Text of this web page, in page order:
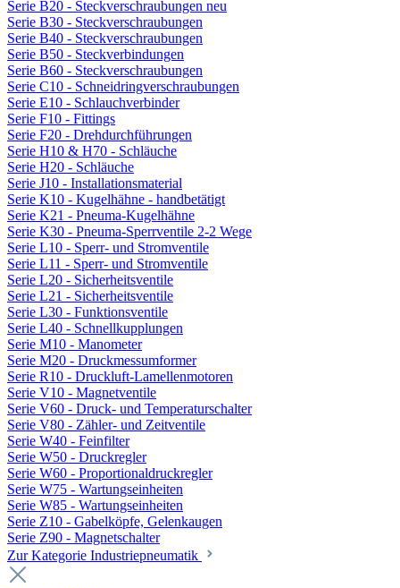
Serie B20 - Steckverschraubungen neu
Serie B30 - Steckverschraubungen
Serie B40 - Steckverschraubungen
Serie B50 - Steckverbindungen
Serie B60 - Steckverschraubungen
Serie C10 - Schneidringverschraubungen
Serie E10 - Schlauchverbinder
Serie F10 - Fittings
Serie F20 - Drehdurchführungen
Serie H10 & H70 - Schläuche
Serie H20 - Schläuche
Serie J10 - Installationsmaterial
Serie K10 - Kugelhähne - handbetätigt
Serie K21 - Pneuma-Kugelhähne
Serie K30 - Pneuma-Sperrventile 2-2 Wege
Serie L10 - Sperr- und Stromventile
Serie L11 - Sperr- und Stromventile
Serie L20 - Sicherheitsventile
Serie L21 - Sicherheitsventile
Serie L30 - Funktionsventile
Serie L40 - Schnellkupplungen
Serie M10 - Manometer
Serie M20 - Druckmessumformer
Serie R10 - Druckluft-Lamellenmotoren
Serie V10 - Magnetventile
Serie V60 - Druck- und Temperaturschalter
Serie V80 - Zähler- und Zeitventile
Serie W40 - Feinfilter
Serie W50 - Druckregler
Serie W60 - Proportionaldruckregler
Serie W75 - Wartungseinheiten
Serie W85 - Wartungseinheiten
Serie Z10 - Gabelköpfe, Gelenkaugen
Serie Z90 - Magnetschalter
Zur Kategorie Industriepneumatik